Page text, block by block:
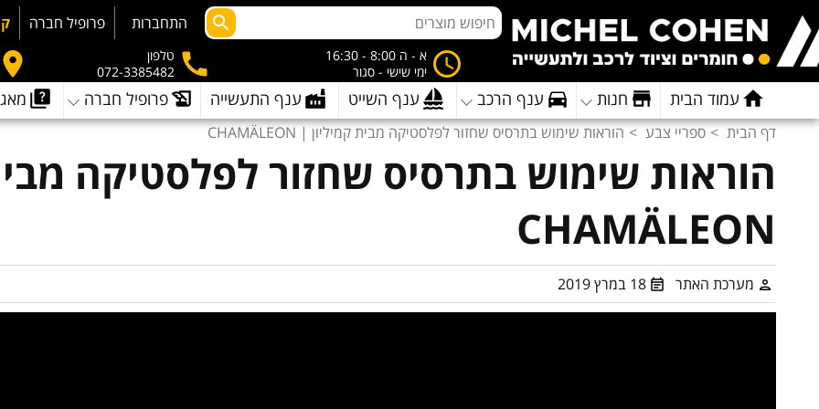
התחברות פרופיל חברה
א - ה 8:00 - 16:30
ימי שישי - סגור
טלפון
072-3385482
עמוד הבית חנות ענף הרכב ענף השייט ענף התעשייה פרופיל חברה
דף הבית ספריי צבע הוראות שימוש בתרסיס שחזור לפלסטיקה מבית קמיליון | CHAMÄLEON
הוראות שימוש בתרסיס שחזור לפלסטיקה
CHAMÄLEON
מערכת האתר 18 במרץ 2019